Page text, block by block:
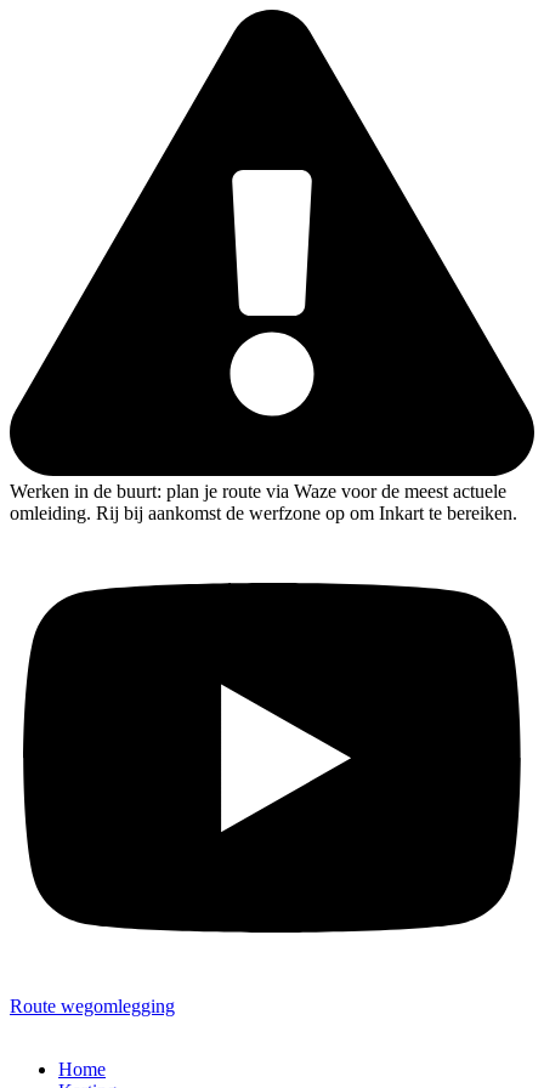
Werken in de buurt: plan je route via Waze voor de meest actuele
omleiding. Rij bij aankomst de werfzone op om Inkart te bereiken.
Route wegomlegging
Home